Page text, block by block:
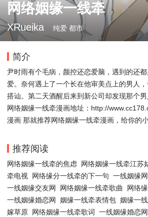
网络姻缘一线牵
XRueika 纯爱 都市
简介
尹时雨有个毛病，颜控还恋爱脑，遇到的还
爱。奈何遇上了一个长在他审美点上的男人
搭讪。第二天酒醒后来到新公司却发现那个
网络姻缘一线牵漫画地址：http://
漫画 那就推荐网络姻缘一线牵漫画，给你的小
推荐阅读
网络姻缘一线牵的焦虑 网络姻缘一线牵江苏
牵电视 网络缘分一线牵的下一句 一线姻缘
一线姻缘交友网
网络姻缘一线牵歌曲 网络
一线姻缘婚恋网
姻缘一线牵表情包 姻缘一
嫁草原 网络姻缘一线牵歌词 一线姻缘婚恋